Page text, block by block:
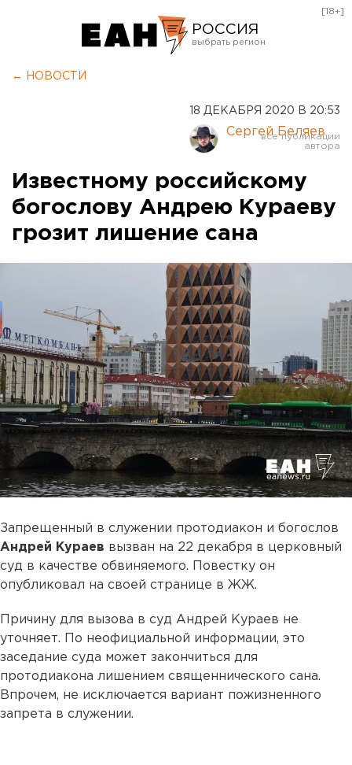
РОССИЯ
Курган
Оренбург
[18+]
← НОВОСТИ
18 ДЕКАБРЯ 2020 В 20:53
Сергей Беляев
Известному российскому
богослову Андрею Кураеву
грозит лишение сана
Запрещенный в служении протодиакон и богослов
Андрей Кураев вызван на 22 декабря в церковный
суд в качестве обвиняемого. Повестку он
опубликовал на своей странице в ЖЖ.
Причину для вызова в суд Андрей Кураев не
уточняет. По неофициальной информации, это
заседание суда может закончиться для
протодиакона лишением священнического сана.
Впрочем, не исключается вариант пожизненного
запрета в служении.